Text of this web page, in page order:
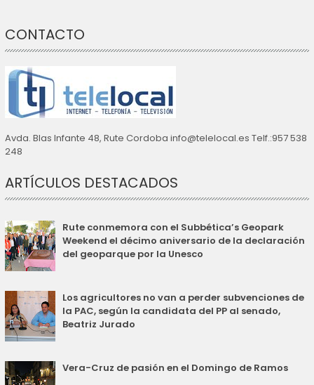
CONTACTO
Avda. Blas Infante 48, Rute Cordoba info@telelocal.es Telf.:957 538
248
ARTÍCULOS DESTACADOS
Rute conmemora con el Subbética’s Geopark
Weekend el décimo aniversario de la declaración
del geoparque por la Unesco
Los agricultores no van a perder subvenciones de
la PAC, según la candidata del PP al senado,
Beatriz Jurado
Vera-Cruz de pasión en el Domingo de Ramos